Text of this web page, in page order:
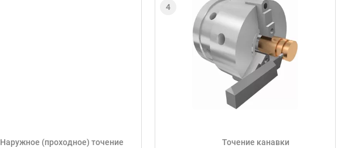
Наружное (проходное) точение Точение канавки